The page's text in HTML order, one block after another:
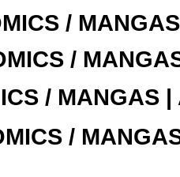
/
/
/ MANGAS |
/